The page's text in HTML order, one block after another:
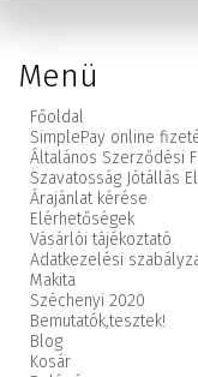
Menü
Főoldal
SimplePay online
Általános Szerződési
Szavatosság Jótállás
Árajánlat kérése
Elérhetőségek
Vásárlói tájékoztató
Adatkezelési
Makita
Széchenyi 2020
Bemutatók,tesztek!
Blog
Kosár